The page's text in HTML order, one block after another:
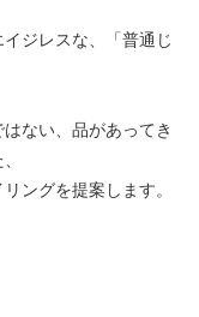
ジレスな、「普通じ
ない、品があってき
ングを提案します。